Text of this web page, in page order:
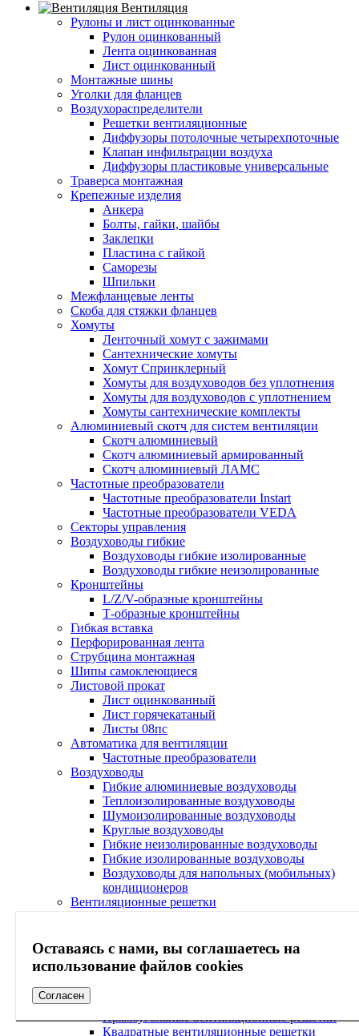
Оставаясь с нами, вы соглашаетесь на
использование файлов cookies
Согласен
Вентиляция
Рулоны и лист оцинкованные
Рулон оцинкованный
Лента оцинкованная
Лист оцинкованный
Монтажные шины
Уголки для фланцев
Воздухораспределители
Решетки вентиляционные
Диффузоры потолочные четырехпоточные
Клапан инфильтрации воздуха
Диффузоры пластиковые универсальные
Траверса монтажная
Крепежные изделия
Анкера
Болты, гайки, шайбы
Заклепки
Пластина с гайкой
Саморезы
Шпильки
Межфланцевые ленты
Скоба для стяжки фланцев
Хомуты
Ленточный хомут с зажимами
Сантехнические хомуты
Хомут Спринклерный
Хомуты для воздуховодов без уплотнения
Хомуты для воздуховодов с уплотнением
Хомуты сантехнические комплекты
Алюминиевый скотч для систем вентиляции
Скотч алюминиевый
Скотч алюминиевый армированный
Скотч алюминиевый ЛАМС
Частотные преобразователи
Частотные преобразователи Instart
Частотные преобразователи VEDA
Секторы управления
Воздуховоды гибкие
Воздуховоды гибкие изолированные
Воздуховоды гибкие неизолированные
Кронштейны
L/Z/V-образные кронштейны
Т-образные кронштейны
Гибкая вставка
Перфорированная лента
Струбцина монтажная
Шипы самоклеющиеся
Листовой прокат
Лист оцинкованный
Лист горячекатаный
Листы 08пс
Автоматика для вентиляции
Частотные преобразователи
Воздуховоды
Гибкие алюминиевые воздуховоды
Теплоизолированные воздуховоды
Шумоизолированные воздуховоды
Круглые воздуховоды
Гибкие неизолированные воздуховоды
Гибкие изолированные воздуховоды
Воздуховоды для напольных (мобильных)
кондиционеров
Вентиляционные решетки
Металлические вентиляционные решетки
Потолочные вентиляционные решетки
Регулируемые вентиляционные решетки
Прямоугольные вентиляционные решетки
Квадратные вентиляционные решетки